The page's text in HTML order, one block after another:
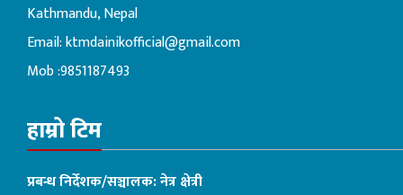
Kathmandu, Nepal
Email:ktmdainikofficial@gmail.com
Mob :9851187493
हाम्रो टिम
प्रबन्ध निर्देशक/सञ्चालक: नेत्र क्षेत्री